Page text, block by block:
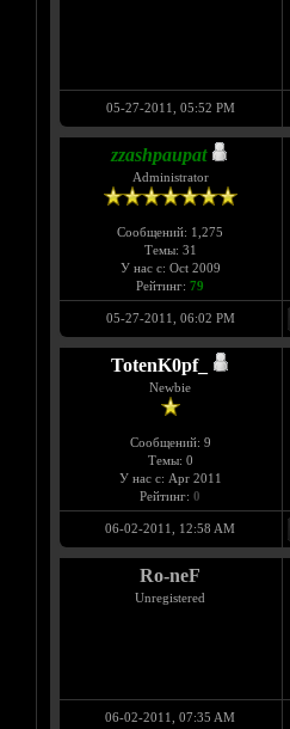
05-27-2011, 05:52 PM
zzashpaupat
Administrator
Сообщений: 1,275
Темы: 31
У нас с: Oct 2009
Рейтинг: 79
05-27-2011, 06:02 PM
TotenK0pf_
Newbie
Сообщений: 9
Темы: 0
У нас с: Apr 2011
Рейтинг: 0
06-02-2011, 12:58 AM
Ro-neF
Unregistered
06-02-2011, 07:35 AM